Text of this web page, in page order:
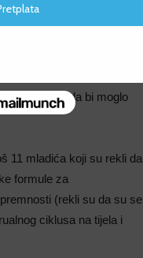
zahtjevno i da bi moglo
11 mladića koji su rekli da
formule za
(rekli su da su se
ciklusa na tijela i